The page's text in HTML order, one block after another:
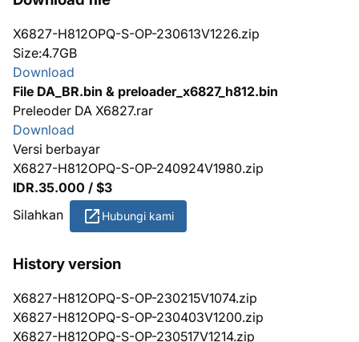
X6827-H812OPQ-S-OP-230613V1226.zip
Size:4.7GB
Download
File DA_BR.bin & preloader_x6827_h812.bin
Preleoder DA X6827.rar
Download
Versi berbayar
X6827-H812OPQ-S-OP-240924V1980.zip
IDR.35.000 / $3
Silahkan
Hubungi kami
History version
X6827-H812OPQ-S-OP-230215V1074.zip
X6827-H812OPQ-S-OP-230403V1200.zip
X6827-H812OPQ-S-OP-230517V1214.zip